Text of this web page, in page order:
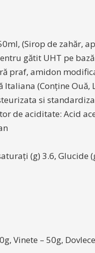
(Sirop de zahăr,
gătit UHT pe
praf, amidon
(Conține Ouă,
si
de aciditate: Acid
(g) 3.6, Glucide
Vinete – 50g,